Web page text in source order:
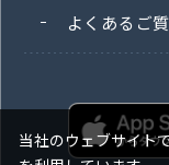
よくあるご
当社のウェブサイト